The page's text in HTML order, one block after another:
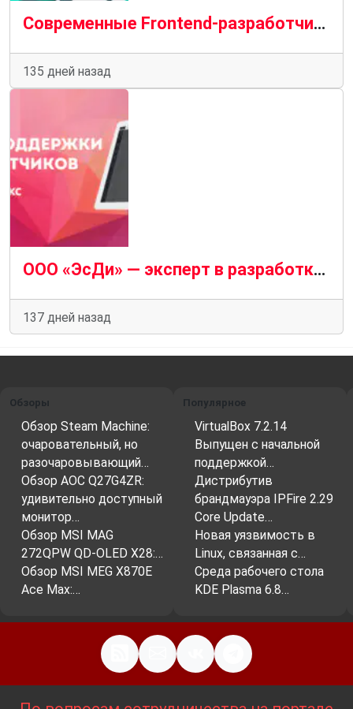
Современные Frontend-разработчики: навыки, перспективы и уровень дохода
135 дней назад
ООО «ЭсДи» — эксперт в разработке и сопровождении сайтов на 1С-Битрикс
137 дней назад
Обзоры
Обзор Steam Machine:
очаровательный, но
разочаровывающий…
Обзор AOC Q27G4ZR:
удивительно доступный
монитор…
Обзор MSI MAG
272QPW QD-OLED X28:…
Обзор MSI MEG X870E
Ace Max:…
Популярное
VirtualBox 7.2.14
Выпущен с начальной
поддержкой…
Дистрибутив
брандмауэра IPFire 2.29
Core Update…
Новая уязвимость в
Linux, связанная с…
Среда рабочего стола
KDE Plasma 6.8…